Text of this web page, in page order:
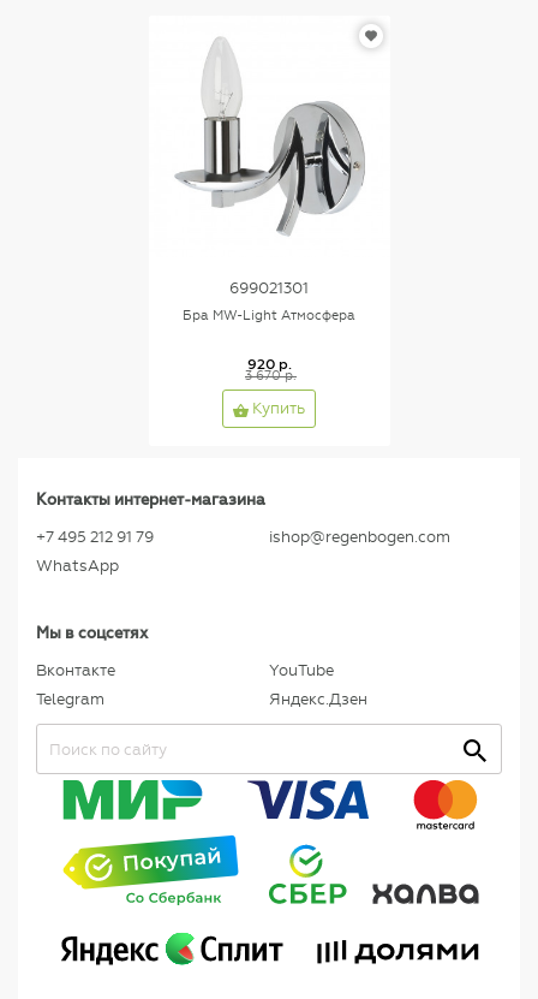
699021301
Бра MW-Light Атмосфера
920 р.
3 670 р.
Купить
Контакты интернет-магазина
+7 495 212 91 79
WhatsApp
ishop@regenbogen.com
Мы в соцсетях
Вконтакте
Telegram
YouTube
Яндекс.Дзен